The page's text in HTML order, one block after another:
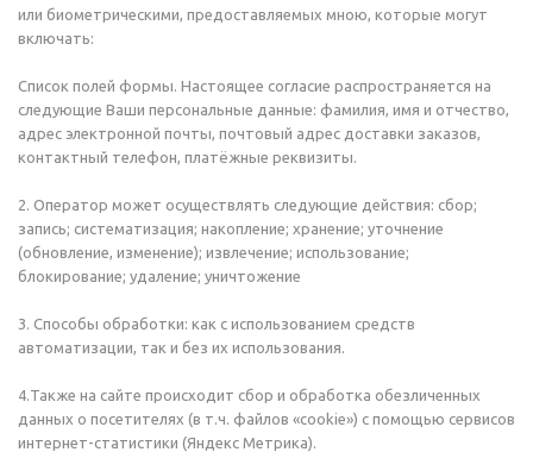
или биометрическими, предоставляемых мною, которые могут
включать:
Список полей формы. Настоящее согласие распространяется на
следующие Ваши персональные данные: фамилия, имя и отчество,
адрес электронной почты, почтовый адрес доставки заказов,
контактный телефон, платёжные реквизиты.
2. Оператор может осуществлять следующие действия: сбор;
запись; систематизация; накопление; хранение; уточнение
(обновление, изменение); извлечение; использование;
блокирование; удаление; уничтожение
3. Способы обработки: как с использованием средств
автоматизации, так и без их использования.
4.Также на сайте происходит сбор и обработка обезличенных
данных о посетителях (в т.ч. файлов «cookie») с помощью сервисов
интернет-статистики (Яндекс Метрика).